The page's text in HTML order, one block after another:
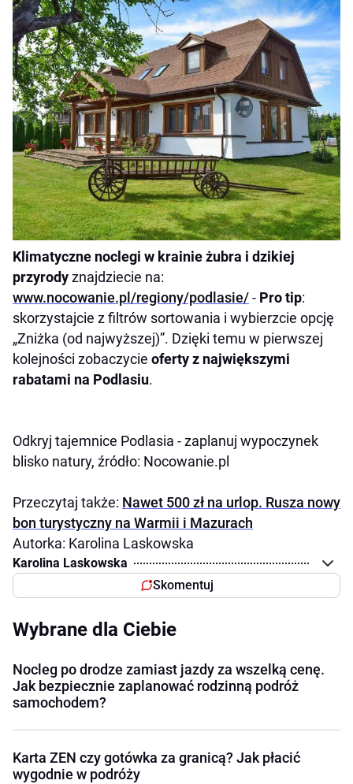
Klimatyczne noclegi w krainie żubra i dzikiej
przyrodyznajdziecie na:
www.nocowanie.pl/regiony/podlasie/- Pro tip:
skorzystajcie z filtrów sortowania i wybierzcie opcję
„Zniżka (od najwyższej)”. Dzięki temu w pierwszej
kolejności zobaczycie oferty z największymi
rabatami na Podlasiu.
Odkryj tajemnice Podlasia - zaplanuj wypoczynek
blisko natury, źródło: Nocowanie.pl
Przeczytaj także: Nawet 500 zł na urlop. Rusza nowy
bon turystyczny na Warmii i Mazurach
Autorka: Karolina Laskowska
Karolina Laskowska
Skomentuj
Wybrane dla Ciebie
Nocleg po drodze zamiast jazdy za wszelką cenę.
Jak bezpiecznie zaplanować rodzinną podróż
samochodem?
Karta ZEN czy gotówka za granicą? Jak płacić
wygodnie w podróży